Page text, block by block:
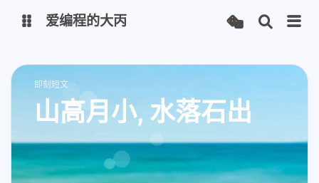
大丙课堂 微信公众号
QQ交流群 微信
爱编程的大丙
即刻短文
山高月小, 水落石出